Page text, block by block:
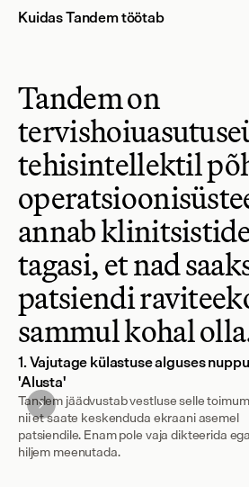
Kuidas Tandem töötab
Tandem on
tehisintellektil
annab
tagasi, et nad
patsiendi
sammul kohal
1. Vajutage külastuse alguses nuppu
'Alusta'
Tandem jäädvustab vestluse selle
nii et saate keskenduda ekraani asemel
patsiendile. Enam pole vaja dikteerida
hiljem meenutada.